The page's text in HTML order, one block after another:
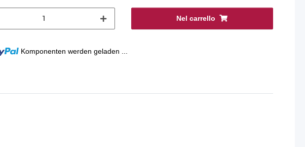
Nel carrello
Komponenten werden geladen ...